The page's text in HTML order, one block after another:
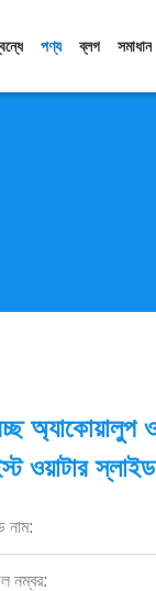
পণ্য ব্লগ সমাধান
অ্যাকোয়ালুপ
ওয়াটার স্লাইড
নাম:
নম্বর: